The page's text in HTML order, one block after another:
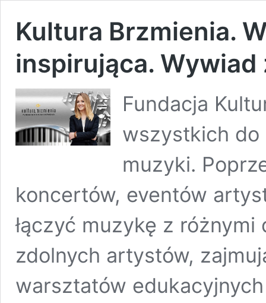
Kultura Brzmienia.
inspirująca. Wywiad
Fundacja
wszystkich do
muzyki.
koncertów, eventów
łączyć muzykę z
zdolnych artystów,
warsztatów